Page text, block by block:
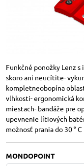
Funkčné ponožky Lenz
skoro ani neucítite-
kompletneobopína
vlhkosti- ergonomická
miestach- bandáže pre
upevnenie lítiových
možnosť prania do 30 ° C
MONDOPOINT